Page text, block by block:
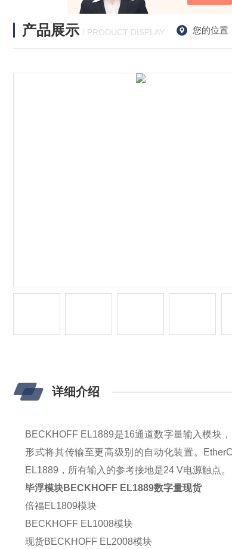
产品展示 / PRODUCT DISPLAY 您的位置
详细介绍
BECKHOFF EL1889是16通道数字量输入模块
形式将其传输至更高级别的自动化装置。
EL1889，所有输入的参考接地是24 V电源触点。
毕浮模块BECKHOFF EL1889数字量现货
倍福EL1809模块
BECKHOFF EL1008模块
现货BECKHOFF EL2008模块